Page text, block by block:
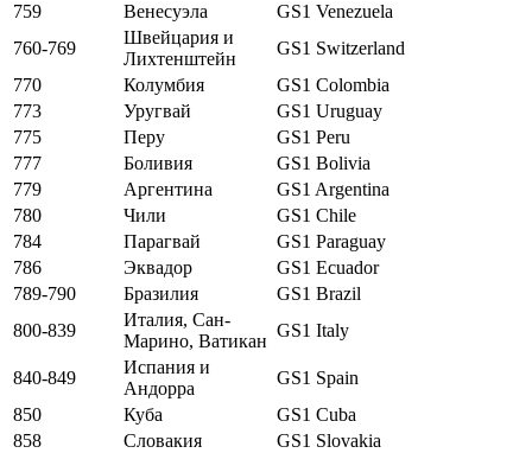
759
Венесуэла
GS1 Venezuela
760-769
Швейцария и
Лихтенштейн
GS1 Switzerland
770
Колумбия
GS1 Colombia
773
Уругвай
GS1 Uruguay
775
Перу
GS1 Peru
777
Боливия
GS1 Bolivia
779
Аргентина
GS1 Argentina
780
Чили
GS1 Chile
784
Парагвай
GS1 Paraguay
786
Эквадор
GS1 Ecuador
789-790
Бразилия
GS1 Brazil
800-839
Италия, Сан-
Марино, Ватикан
GS1 Italy
840-849
Испания и
Андорра
GS1 Spain
850
Куба
GS1 Cuba
858
Словакия
GS1 Slovakia